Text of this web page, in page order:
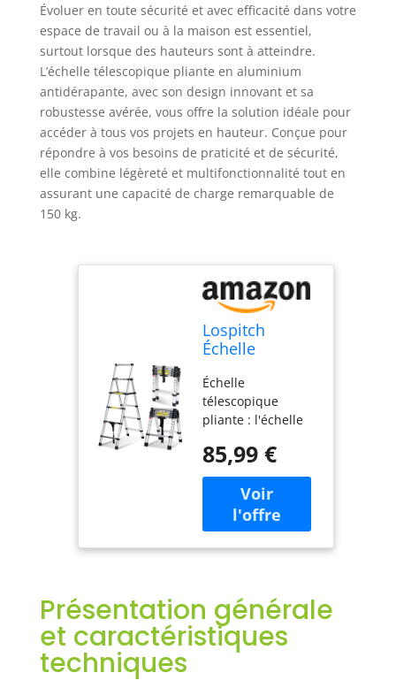
Évoluer en toute sécurité et avec efficacité dans votre
espace de travail ou à la maison est essentiel,
surtout lorsque des hauteurs sont à atteindre.
L’échelle télescopique pliante en aluminium
antidérapante, avec son design innovant et sa
robustesse avérée, vous offre la solution idéale pour
accéder à tous vos projets en hauteur. Conçue pour
répondre à vos besoins de praticité et de sécurité,
elle combine légèreté et multifonctionnalité tout en
assurant une capacité de charge remarquable de
150 kg.
Lospitch
Échelle
pliante en
aluminium
antidérapante
échelle
multifonction
avec cadre en
A, échelle en
aluminium de
4 + 5 marches,
kg
Échelle
télescopique
pliante : l'échelle
pliable avec un
mécanisme
télescopique et un
verrouillage de
sécurité. Hauteur
de 1,4 m + 1,7 m et
étape, la goupille
de verrouillage se
verrouille
85,99 €
Présentation générale
et caractéristiques
techniques